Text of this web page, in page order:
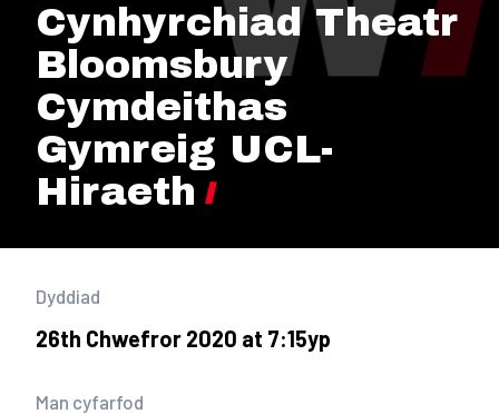
Cynhyrchiad Theatr
Bloomsbury
Cymdeithas
Gymreig UCL-
Hiraeth
Dyddiad
26th Chwefror 2020 at 7:15yp
Man cyfarfod